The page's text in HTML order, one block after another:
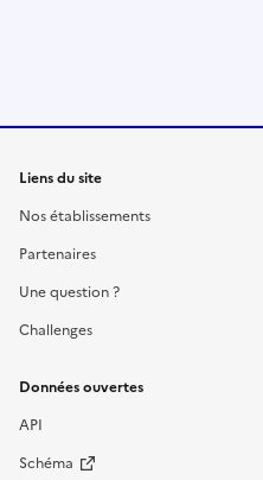
Liens du site
Nos établissements
Partenaires
Une question ?
Challenges
Données ouvertes
API
Schéma